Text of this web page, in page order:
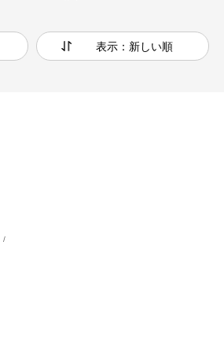
表示：新しい順